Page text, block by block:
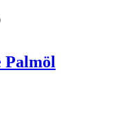
Palmöl